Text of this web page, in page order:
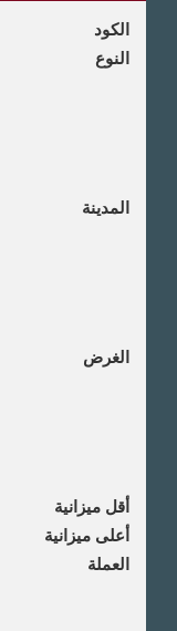
الكود
النوع
المدينة
الغرض
أقل ميزانية
أعلى ميزانية
العملة